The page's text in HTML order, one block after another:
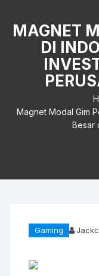
MAGNET
DI
Magnet Modal Gim
Besar
Gaming